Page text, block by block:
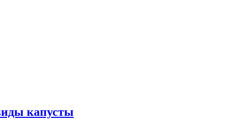
капусты